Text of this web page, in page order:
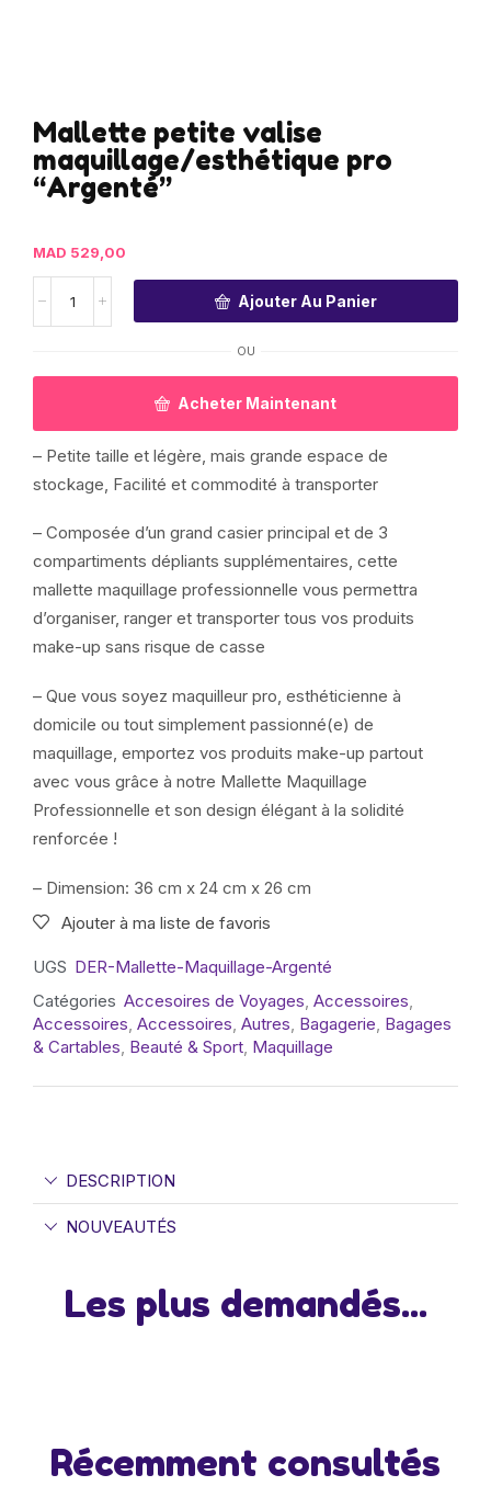
Mallette petite valise
maquillage/esthétique pro
“Argenté”
MAD 529,00
Ajouter Au Panier
OU
Acheter Maintenant
– Petite taille et légère, mais grande espace de
stockage, Facilité et commodité à transporter
– Composée d’un grand casier principal et de 3
compartiments dépliants supplémentaires, cette
mallette maquillage professionnelle vous permettra
d’organiser, ranger et transporter tous vos produits
make-up sans risque de casse
– Que vous soyez maquilleur pro, esthéticienne à
domicile ou tout simplement passionné(e) de
maquillage, emportez vos produits make-up partout
avec vous grâce à notre Mallette Maquillage
Professionnelle et son design élégant à la solidité
renforcée !
– Dimension: 36 cm x 24 cm x 26 cm
Ajouter à ma liste de favoris
UGS DER-Mallette-Maquillage-Argenté
Catégories Accesoires de Voyages Accessoires
Accessoires Accessoires Autres Bagagerie Bagages
& Cartables Beauté & Sport Maquillage
DESCRIPTION
NOUVEAUTÉS
Les plus demandés...
Récemment consultés